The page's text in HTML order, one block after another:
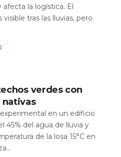
afecta la logística. El
tras las lluvias, pero
verdes con
nativas
en un edificio
45% del agua de lluvia y
de la losa 15°C en